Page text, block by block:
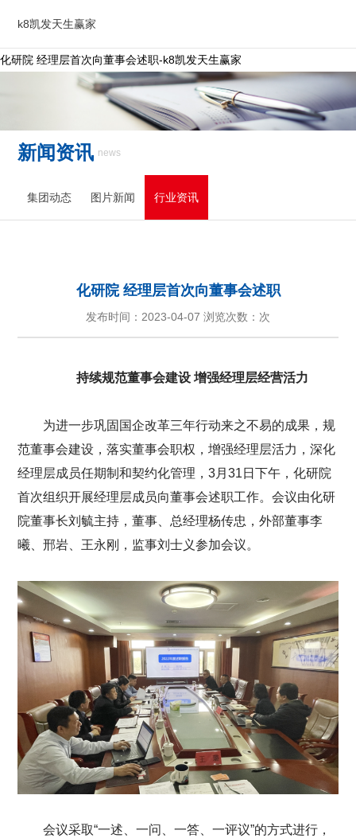
化研院 经理层首次向董事会述职-k8凯发天生赢家
k8凯发天生赢家
新闻资讯 news
集团动态 图片新闻 行业资讯
化研院 经理层首次向董事会述职
发布时间：2023-04-07 浏览次数：次
持续规范董事会建设 增强经理层经营活力
为进一步巩固国企改革三年行动来之不易的成果，规
范董事会建设，落实董事会职权，增强经理层活力，深化
经理层成员任期制和契约化管理，3月31日下午，化研院
首次组织开展经理层成员向董事会述职工作。会议由化研
院董事长刘毓主持，董事、总经理杨传忠，外部董事李
曦、邢岩、王永刚，监事刘士义参加会议。
会议采取“一述、一问、一答、一评议”的方式进行，